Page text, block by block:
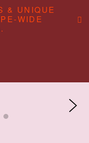
& UNIQUE
WIDE